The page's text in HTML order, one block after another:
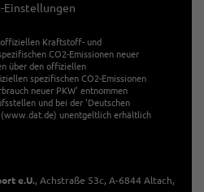
Einstellungen
Kraftstoff- und
CO2-Emissionen neuer
über den offiziellen
spezifischen CO2-Emissionen
neuer PKW' entnommen
und bei der 'Deutschen
(www.dat.de) unentgeltlich erhältlich
e.U., Achstraße 53c, A-6844 Altach,